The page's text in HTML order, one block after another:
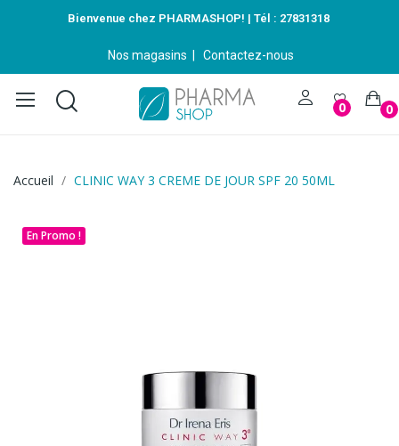
Bienvenue chez PHARMASHOP! | Tél : 27831318
Nos magasins Contactez-nous
0 0
Accueil CLINIC WAY 3 CREME DE JOUR SPF 20 50ML
En Promo !